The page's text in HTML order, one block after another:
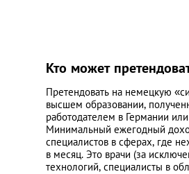
Кто может
Претендовать на немецкую
высшем образовании,
работодателем в Германии
Минимальный ежегодный
специалистов в сферах, где
в месяц. Это врачи (за
технологий, специалисты в